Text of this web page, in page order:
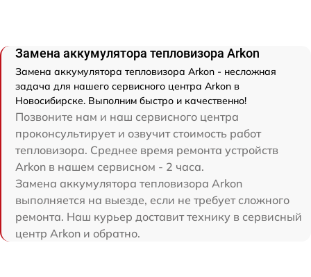
Замена аккумулятора тепловизора Arkon
Замена аккумулятора тепловизора Arkon - несложная
задача для нашего сервисного центра Arkon в
Новосибирске. Выполним быстро и качественно!
Позвоните нам и наш сервисного центра
проконсультирует и озвучит стоимость работ
тепловизора. Среднее время ремонта устройств
Arkon в нашем сервисном - 2 часа.
Замена аккумулятора тепловизора Arkon
выполняется на выезде, если не требует сложного
ремонта. Наш курьер доставит технику в сервисный
центр Arkon и обратно.